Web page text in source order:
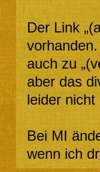
Der Link
auch zu
aber das
leider nicht
Bei MI
wenn ich